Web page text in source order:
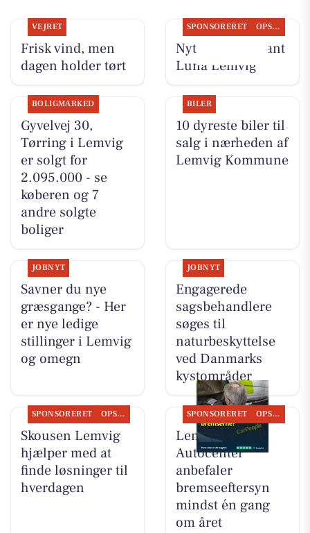
VEJRET
Frisk vind, men
dagen holder tørt
SPONSORERET OPSLAGSTAVLEN
Nyt fra Restaurant
Luna Lemvig
BOLIGMARKED
Gyvelvej 30,
Tørring i Lemvig
er solgt for
2.095.000 - se
køberen og 7
andre solgte
boliger
BILER
10 dyreste biler til
salg i nærheden af
Lemvig Kommune
JOBNYT
Savner du nye
græsgange? - Her
er nye ledige
stillinger i Lemvig
og omegn
JOBNYT
Engagerede
sagsbehandlere
søges til
naturbeskyttelse
ved Danmarks
kystområder
SPONSORERET OPSLAGSTAVLEN
Skousen Lemvig
hjælper med at
finde løsninger til
hverdagen
SPONSORERET OPSLAGSTAVLEN
Lemvig
Autocenter
anbefaler
bremseeftersyn
mindst én gang
om året